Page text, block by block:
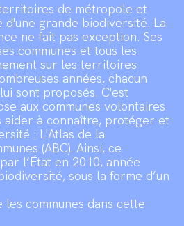
de métropole et
grande biodiversité. La
ne fait pas exception. Ses
communes et tous les
sur les territoires
années, chacun
sont proposés. C'est
aux communes volontaires
aider à connaître, protéger et
: L'Atlas de la
(ABC). Ainsi, ce
l’État en 2010, année
sous la forme d’un
les communes dans cette